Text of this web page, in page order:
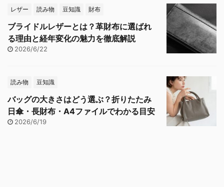
レザー 読み物 豆知識 財布
ブライドルレザーとは？革財布に選ばれ
る理由と経年変化の魅力を徹底解説
2026/6/22
読み物 豆知識
バッグの大きさはどう選ぶ？折りたたみ
日傘・長財布・A4ファイルでわかる目安
2026/6/19